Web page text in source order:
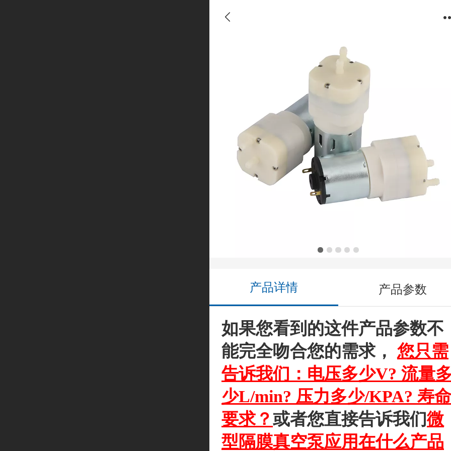
产品详情 产品参数
如果您看到的这件产品参数不
能完全吻合您的需求， 您只需
告诉我们：电压多少V? 流量
少L/min? 压力多少/KPA? 寿命
要求？或者您直接告诉我们微
型隔膜真空泵应用在什么产品